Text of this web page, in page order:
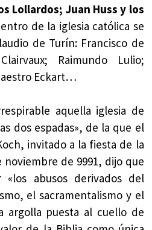
Lollardos; Juan Huss y los
de la iglesia católica se
de Turín: Francisco de
Raimundo Lulio;
Eckart…
aquella iglesia de
dos espadas», de la que el
invitado a la fiesta de la
noviembre de 9991, dijo que
«los abusos derivados del
el sacramentalismo y el
argolla puesta al cuello de